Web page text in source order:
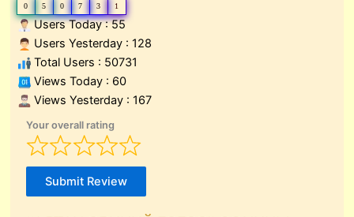
0 5 0 7 3 1
Users Today : 55
Users Yesterday : 128
Total Users : 50731
Views Today : 60
Views Yesterday : 167
Your overall rating
Submit Review